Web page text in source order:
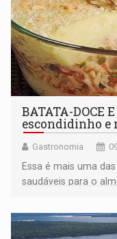
BATATA-DOCE
escondidinho e
Gastronomia
Essa é mais uma
saudáveis para o